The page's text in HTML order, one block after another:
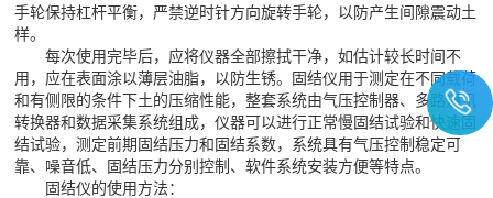
手轮保持杠杆平衡，严禁逆时针方向旋转手轮，以防产生间隙震动土
样。
每次使用完毕后，应将仪器全部擦拭干净，如估计较长时间不
用，应在表面涂以薄层油脂，以防生锈。固结仪用于测定在不同载荷
和有侧限的条件下土的压缩性能，整套系统由气压控制器、多路通讯
转换器和数据采集系统组成，仪器可以进行正常慢固结试验和快速固
结试验，测定前期固结压力和固结系数，系统具有气压控制稳定可
靠、噪音低、固结压力分别控制、软件系统安装方便等特点。
固结仪的使用方法：